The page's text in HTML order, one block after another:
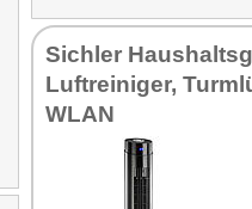
Sichler
Luftreiniger,
WLAN